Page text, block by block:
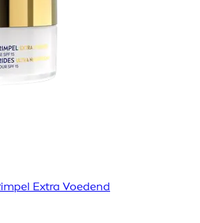
Extra Voedend